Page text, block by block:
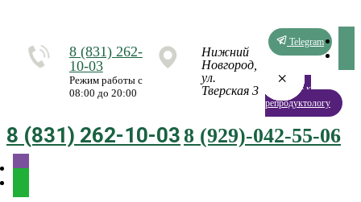
8 (831) 262-
10-03
Режим работы с
08:00 до 20:00
Нижний
Новгород,
ул.
Тверская 3
Telegram
Запись к
репродуктологу
8 (831) 262-10-038 (929)-042-55-06
×
×
×
×
×
×
×
×